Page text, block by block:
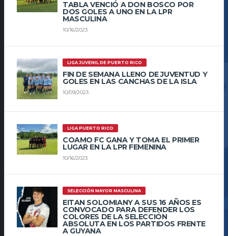
TABLA VENCIÓ A DON BOSCO POR
DOS GOLES A UNO EN LA LPR
MASCULINA
10/16/2023
LIGA JUVENIL DE PUERTO RICO
FIN DE SEMANA LLENO DE JUVENTUD Y
GOLES EN LAS CANCHAS DE LA ISLA
10/09/2023
LIGA PUERTO RICO
COAMO FC GANA Y TOMA EL PRIMER
LUGAR EN LA LPR FEMENINA
10/16/2023
SELECCIÓN MAYOR MASCULINA
EITAN SOLOMIANY A SUS 16 AÑOS ES
CONVOCADO PARA DEFENDER LOS
COLORES DE LA SELECCIÓN
ABSOLUTA EN LOS PARTIDOS FRENTE
A GUYANA